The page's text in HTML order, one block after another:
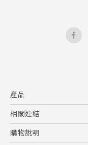
產品
5G
智慧型手機
配件
相關連結
HTC Research
購物說明